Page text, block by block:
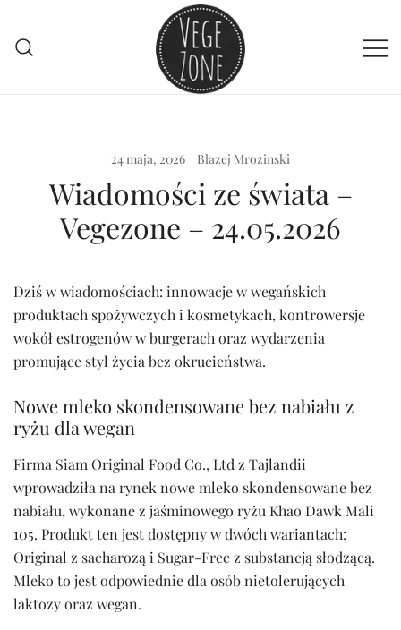
treści
24 maja, 2026 Blazej Mrozinski
Wiadomości ze świata –
Vegezone – 24.05.2026
Dziś w wiadomościach: innowacje w wegańskich
produktach spożywczych i kosmetykach, kontrowersje
wokół estrogenów w burgerach oraz wydarzenia
promujące styl życia bez okrucieństwa.
Nowe mleko skondensowane bez nabiału z
ryżu dla wegan
Firma Siam Original Food Co., Ltd z Tajlandii
wprowadziła na rynek nowe mleko skondensowane bez
nabiału, wykonane z jaśminowego ryżu Khao Dawk Mali
105. Produkt ten jest dostępny w dwóch wariantach:
Original z sacharozą i Sugar-Free z substancją słodzącą.
Mleko to jest odpowiednie dla osób nietolerujących
laktozy oraz wegan.